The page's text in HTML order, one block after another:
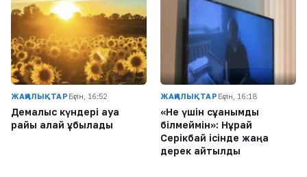
ЖАҢАЛЫҚТАР Бүгін, 16:52
Демалыс күндері ауа
райы қалай құбылады
ЖАҢАЛЫҚТАР Бүгін, 16:18
«Не үшін сұққанымды
білмеймін»: Нұрай
Серікбай ісінде жаңа
дерек айтылды